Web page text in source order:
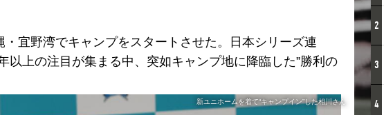
宜野湾でキャンプをスタートさせた。日本シリーズ連
上の注目が集まる中、突如キャンプ地に降臨した”勝利の
新ユニホームを着て“キャンプイン”した相川さん
2
3
4